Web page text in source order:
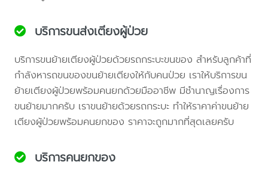
บริการขนส่งเตียงผู้ป่วย
บริการขนย้ายเตียงผู้ป่วยด้วยรถกระบะขนของ สำหรับลูกค้าที่
กำลังหารถขนของขนย้ายเตียงให้กับคนป่วย เราให้บริการขน
ย้ายเตียงผู้ป่วยพร้อมคนยกด้วยมืออาชีพ มีชำนาญเรื่องการ
ขนย้ายมากครับ เราขนย้ายด้วยรถกระบะ ทำให้ราคาค่าขนย้าย
เตียงผู้ป่วยพร้อมคนยกของ ราคาจะถูกมากที่สุดเลยครับ
บริการคนยกของ